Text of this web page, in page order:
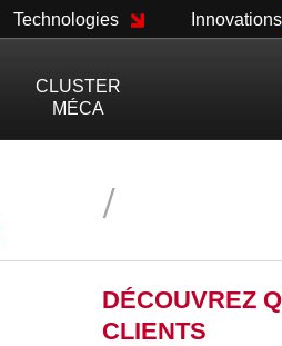
DÉCOUVREZ
CLIENTS
CLUSTER
MÉCA
Technologies Innovations